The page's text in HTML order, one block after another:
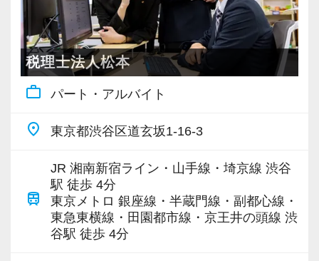
【対象業種100種以上！節税・融資・税務調査に
強い税理士法人です】
創業以来17年連続増収増益、顧問先数2500以
上、全国6拠点で安定的に成長中です。
ビスで、中小企業の経営を幅広くサポートして
専門Webサイトを10サイト以上運営しており、
新規顧問契約のお客様が毎年400件以上増加！
各オフィスに国税OB税理士が在籍しているの
税理士法人松本
work_outline パート・アルバイト
place 東京都渋谷区道玄坂1-16-3
train
JR 湘南新宿ライン・山手線・埼京線 渋谷
駅 徒歩 4分
東京メトロ 銀座線・半蔵門線・副都心線・
東急東横線・田園都市線・京王井の頭線 渋
谷駅 徒歩 4分